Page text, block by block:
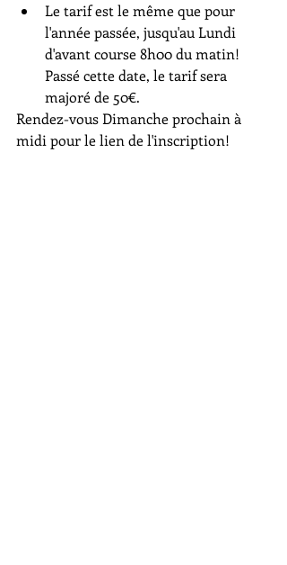
Le tarif est le même que pour
l'année passée, jusqu'au Lundi
d'avant course 8h00 du matin!
Passé cette date, le tarif sera
majoré de 50€.
Rendez-vous Dimanche prochain à
midi pour le lien de l'inscription!